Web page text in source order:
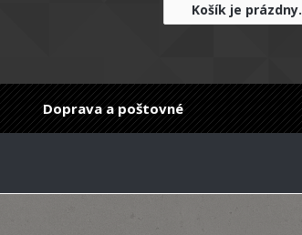
Košík je prázdny.
Doprava a poštovné